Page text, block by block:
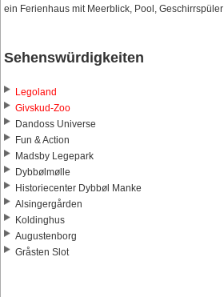
ein Ferienhaus mit Meerblick, Pool,
Sehenswürdigkeiten
Legoland
Givskud-Zoo
Dandoss Universe
Fun & Action
Madsby Legepark
Dybbølmølle
Historiecenter Dybbøl Manke
Alsingergården
Koldinghus
Augustenborg
Gråsten Slot